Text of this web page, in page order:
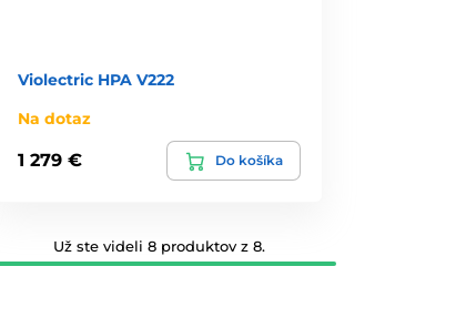
Violectric HPA V222
Na dotaz
1 279 € Do košíka
Už ste videli 8 produktov z 8.